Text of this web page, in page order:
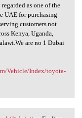
as one of the
UAE for purchasing
customers not
Kenya, Uganda,
are no 1 Dubai
Vehicle/Index/toyota-